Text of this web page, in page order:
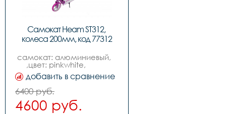
Самокат Heam ST312,
колеса 200мм, код 77312
самокат: алюминиевый,
,цвет: pinkwhite,
,колеса: 200mm pu,
,подшипники: abec-7,
,вес: 3.7kg,,нагрузка макс:
добавить в сравнение
6400 руб.
4600 руб.